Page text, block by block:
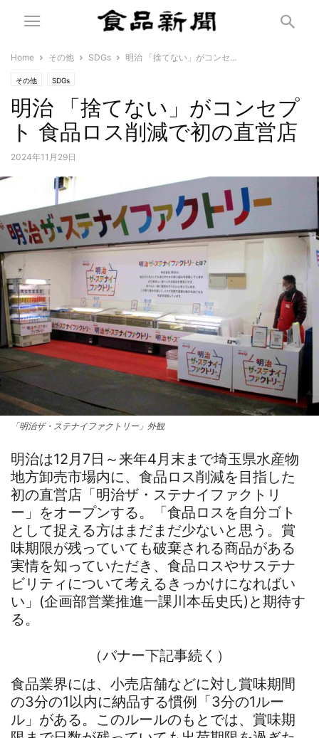
Home その他 SDGs 明治 「捨てない」がコンセ...
その他 SDGs
明治 「捨てない」がコンセプ
ト 食品ロス削減で初の直営店
2024年11月29日
「明治ザ・ステナイファクトリー」外観
明治は12月7日～来年4月末まで埼玉県水産物
地方卸売市場内に、食品ロス削減を目指した
初の直営店「明治ザ・ステナイファクトリ
ー」をオープンする。「食品ロスを自分ゴト
として捉える方はまだまだ少ないと思う。賞
味期限が残っていても破棄される商品がある
実情を知っていただき、食品ロスやサステナ
ビリティについて考えるきっかけになればい
い」(企画部営業推進一課川本岳史氏)と期待す
る。
（バナー下記事続く）
食品業界には、小売店舗などに対し賞味期間
の3分の1以内に納品する慣例「3分の1ルー
ル」がある。このルールのもとでは、賞味期